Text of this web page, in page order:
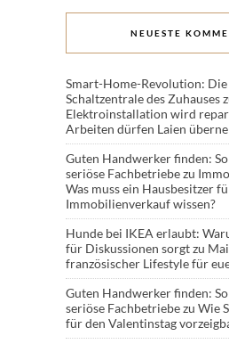
NEUESTE
Smart-Home-Revolution: Die
Schaltzentrale des Zuhauses
Elektroinstallation wird
Arbeiten dürfen Laien
Guten Handwerker finden:
seriöse Fachbetriebezu
Was muss ein Hausbesitzer
Immobilienverkauf wissen?
Hunde bei IKEA erlaubt:
für Diskussionen sorgtzu
französischer Lifestyle für
Guten Handwerker finden:
seriöse Fachbetriebezu Wie
für den Valentinstag